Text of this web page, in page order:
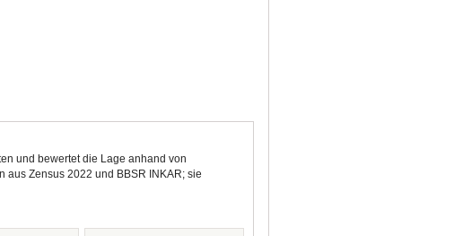
und bewertet die Lage anhand von
aus Zensus 2022 und BBSR INKAR; sie